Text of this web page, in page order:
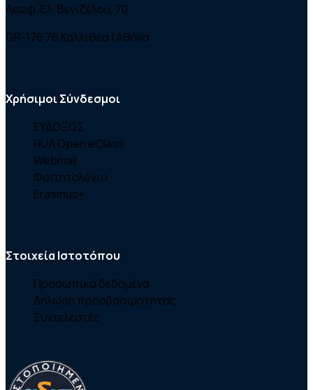
Λεωφ. Ελ. Βενιζέλου, 70
GR-176 76 Καλλιθέα | Αθήνα
Χρήσιμοι Σύνδεσμοι
ΕΥΔΟΞΟΣ
HUA Open eClass
Webmail
Φοιτητολόγιο
Erasmus+
Στοιχεία Ιστοτόπου
Προσωπικά δεδομένα
Δήλωση προσβασιμότητας
Συντελεστές